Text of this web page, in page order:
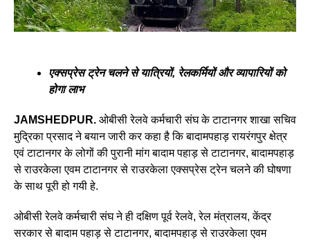
एक्सप्रेस ट्रेन चलने से यात्रियों, रेलकर्मियों और व्यापारियों को
होगा लाभ
JAMSHEDPUR. ओबीसी रेलवे कर्मचारी संघ के टाटानगर शाखा सचिव
मुद्रिका प्रसाद ने बयान जारी कर कहा है कि बादामपहाड़ रायरंगपुर क्षेत्र
एवं टाटानगर के लोगों की पुरानी मांग बादाम पहाड़ से टाटानगर, बादामपहाड़
से राउरकेला एवम टाटानगर से राउरकेला एक्सप्रेस ट्रेन चलने की घोषणा
के साथ पूरी हो गयी हे.
ओबीसी रेलवे कर्मचारी संघ ने ही दक्षिण पूर्व रेलवे, रेल मंत्रालय, केंद्र
सरकार से बादाम पहाड़ से टाटानगर, बादामपहाड़ से राउरकेला एवम